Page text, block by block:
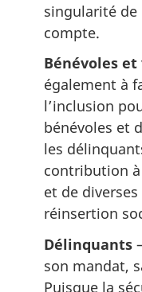
singularité de
compte.
Bénévoles
également à
l’inclusion
bénévoles et
les
contribution
et de
réinsertion
Délinquants
son mandat,
Puisque la